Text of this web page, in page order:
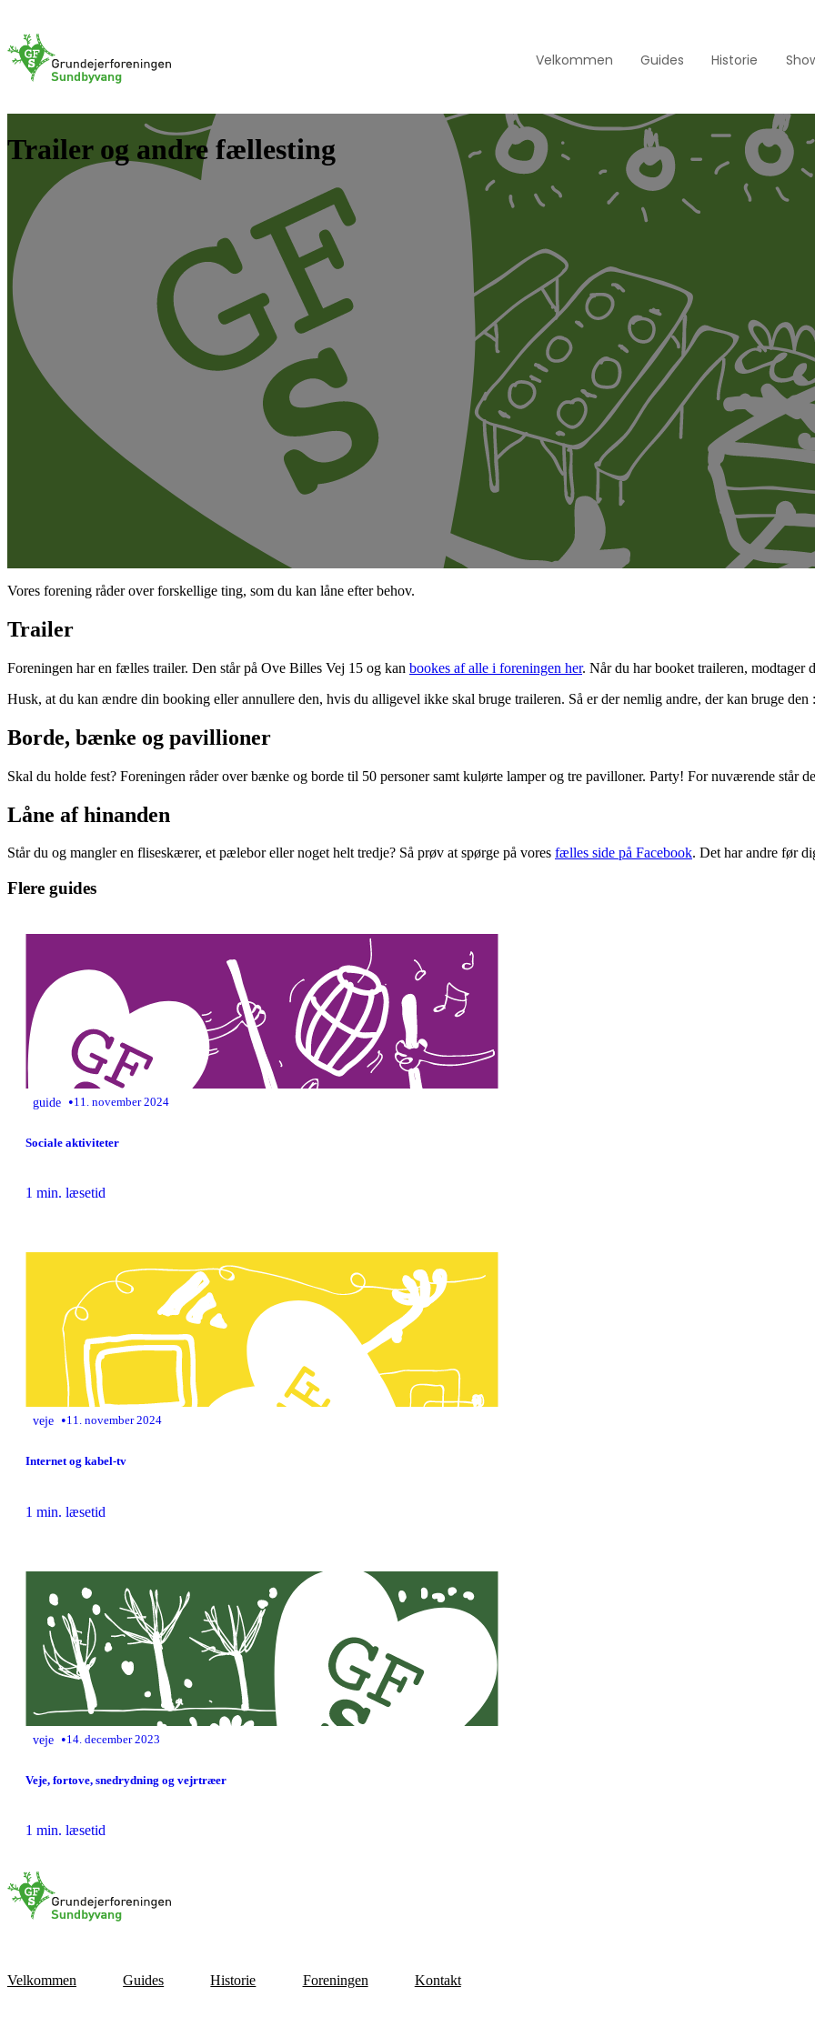
Velkommen Guides Historie
Trailer og andre fællesting
Vores forening råder over forskellige ting, som du kan låne efter behov.
Trailer
Foreningen har en fælles trailer. Den står på Ove Billes Vej 15 og kan bookes af alle i foreningen her. Når du har booket traileren, modtager
Husk, at du kan ændre din booking eller annullere den, hvis du alligevel ikke skal bruge traileren. Så er der nemlig andre, der kan bruge den
Borde, bænke og pavillioner
Skal du holde fest? Foreningen råder over bænke og borde til 50 personer samt kulørte lamper og tre pavilloner. Party! For nuværende står
Låne af hinanden
Står du og mangler en fliseskærer, et pælebor eller noget helt tredje? Så prøv at spørge på vores fælles side på Facebook. Det har andre før
Flere guides
guide •11. november 2024
Sociale aktiviteter
1 min. læsetid
veje •11. november 2024
Internet og kabel-tv
1 min. læsetid
veje •14. december 2023
Veje, fortove, snedrydning og vejrtræer
1 min. læsetid
Velkommen Guides Historie Foreningen Kontakt